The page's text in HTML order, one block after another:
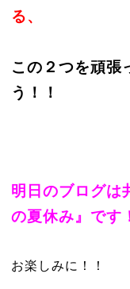
る、
この２つを頑張
う！！
明日のブログは
の夏休み』です
お楽しみに！！